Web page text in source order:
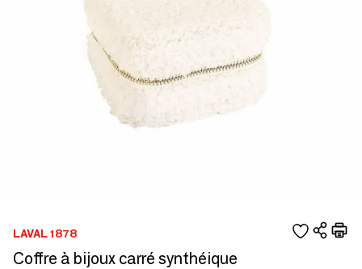
LAVAL 1878
Coffre à bijoux carré synthéique